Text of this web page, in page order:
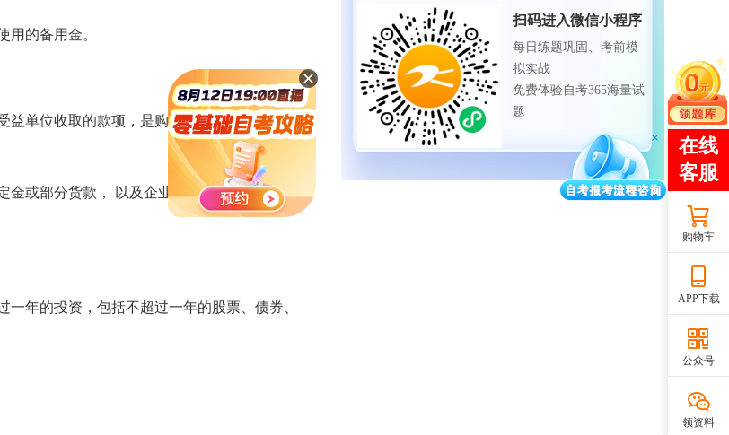
的备用金。
单位收取的款项，是购货单位欠企业的短期
或部分货款， 以及企业预交的各种税、费
年的投资，包括不超过一年的股票、债券、
扫码进入微信小程序
每日练题巩固、考前模
拟实战
免费体验自考365海量试
题
购物车
APP下载
公众号
领资料